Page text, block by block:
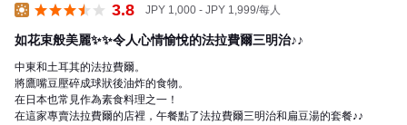
3.8 JPY 1,000 - JPY 1,999/每人
如花束般美麗✨✨令人心情愉悅的法拉費爾三明治♪♪
中東和土耳其的法拉費爾。
將鷹嘴豆壓碎成球狀後油炸的食物。
在日本也常見作為素食料理之一！
在這家專賣法拉費爾的店裡，午餐點了法拉費爾三明治和扁豆湯的套餐♪♪